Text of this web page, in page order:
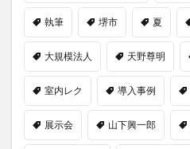
執筆 堺市 夏
大規模法人 天野尊明
室内レク 導入事例
展示会 山下興一郎